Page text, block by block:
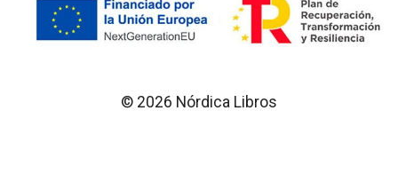
© 2026 Nórdica Libros